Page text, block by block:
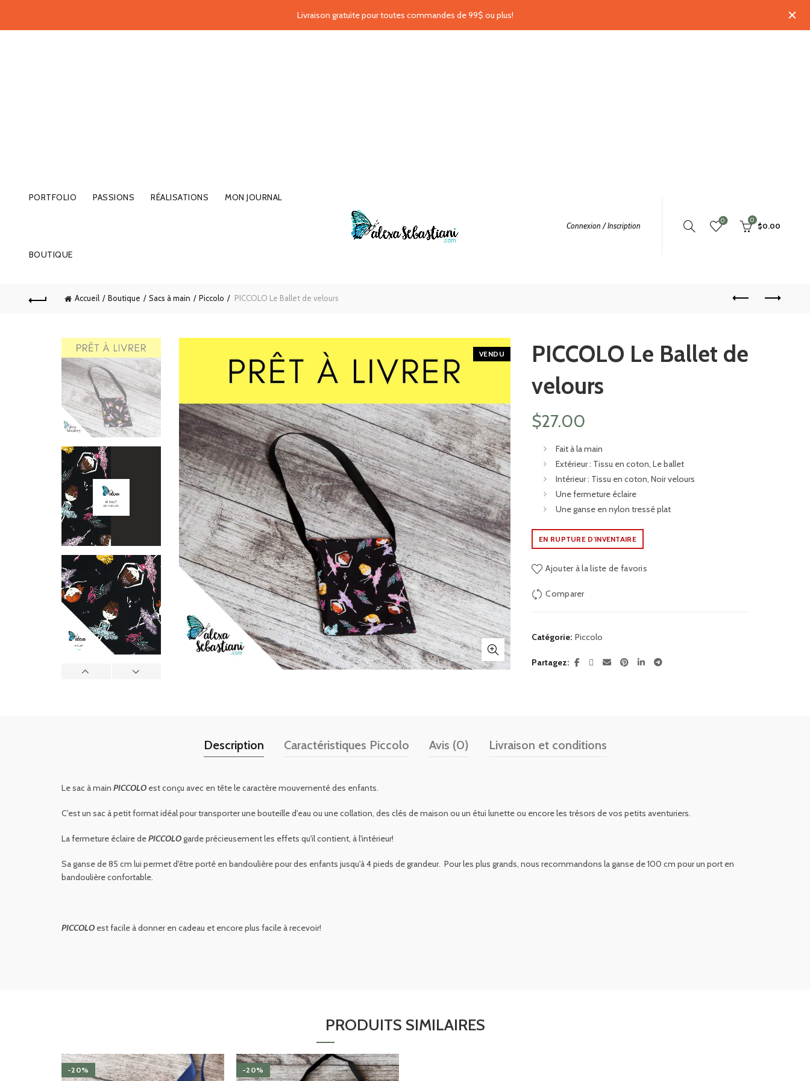
PORTFOLIO PASSIONS RÉALISATIONS MON JOURNAL
BOUTIQUE
Connexion / Inscription
0 0
$0.00
Accueil Boutique Sacs à main Piccolo PICCOLO Le Ballet de velours
VENDU
PICCOLO Le Ballet de
velours
$27.00
Fait à la main
Extérieur : Tissu en coton, Le ballet
Intérieur : Tissu en coton, Noir velours
Une fermeture éclaire
Une ganse en nylon tressé plat
EN RUPTURE D'INVENTAIRE
Ajouter à la liste de favoris
Comparer
Catégorie: Piccolo
Partagez
Description Caractéristiques Piccolo Avis (0) Livraison et conditions
Le sac à main PICCOLO est conçu avec en tête le caractère mouvementé des enfants.
C'est un sac à petit format idéal pour transporter une bouteille d'eau ou une collation, des clés de maison ou un étui lunette ou encore les trésors de vos petits aventuriers.
La fermeture éclaire dePICCOLOgarde précieusement les effets qu'il contient, à l'intérieur!
Sa ganse de 85 cm lui permet d'être porté en bandoulière pour des enfants jusqu'à 4 pieds de grandeur. Pour les plus grands, nous recommandons la ganse de 100 cm pour un port en
bandoulière confortable.
PICCOLO est facile à donner en cadeau et encore plus facile à recevoir!
PRODUITS SIMILAIRES
-20% -20%
Livraison gratuite pour toutes commandes de 99$ ou plus!